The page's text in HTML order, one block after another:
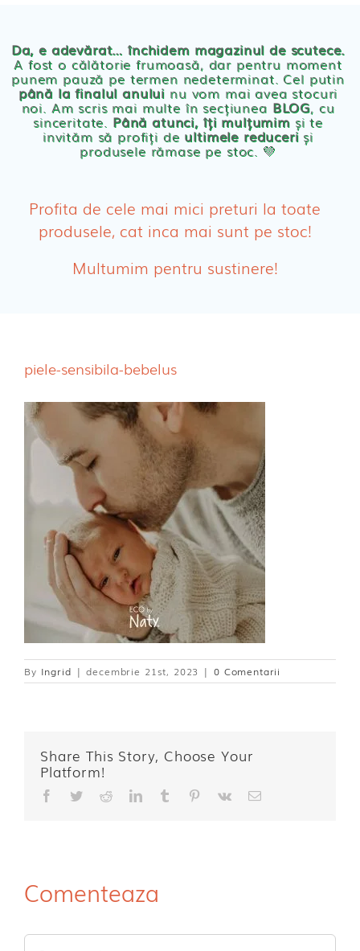
Servetele umede ecologice
Cosmetice BEBE
Olita Bio Naty
PRODUSE FEMEI
Absorbante Post-Natale
Absorbante Incontinenta Urinara
Dischete alaptare
Da, e adevărat… închidem magazinul de scutece.
A fost o călătorie frumoasă, dar pentru moment
punem pauză pe termen nedeterminat. Cel putin
până la finalul anului nu vom mai avea stocuri
noi. Am scris mai multe în secțiunea BLOG, cu
sinceritate. Până atunci, îți mulțumimși te
invităm să profiți de ultimele reduceriși
produsele rămase pe stoc. 💛
Profita de cele mai mici preturi la toate
produsele, cat inca mai sunt pe stoc!
Multumim pentru sustinere!
piele-sensibila-bebelus
By Ingrid | decembrie 21st, 2023 | 0 Comentarii
Share This Story, Choose Your
Platform!
Facebook
TwitterRedditLinkedIn
TumblrPinterest
Vk
E-
Comenteaza
Comment